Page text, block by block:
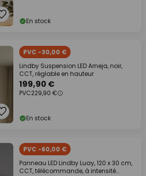
En stock
PVC -30,00 €
Lindby Suspension LED Arneja, noir,
CCT, réglable en hauteur
199,90 €
PVC229,90 €
En stock
PVC -60,00 €
Panneau LED Lindby Luay, 120 x 30 cm,
CCT, télécommande, à intensité